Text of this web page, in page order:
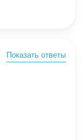
Показать ответы